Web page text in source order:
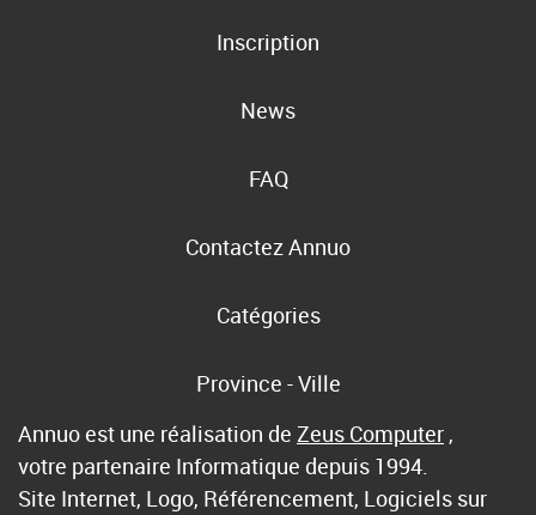
Inscription
News
FAQ
Contactez Annuo
Catégories
Province - Ville
Annuo est une réalisation de Zeus Computer ,
votre partenaire Informatique depuis 1994.
Site Internet, Logo, Référencement, Logiciels sur